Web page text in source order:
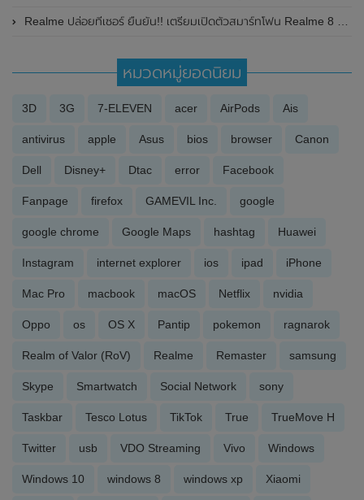
Realme ปล่อยทีเซอร์ ยืนยัน!! เตรียมเปิดตัวสมาร์ทโฟน Realme 8 Series กล้องหลังความละเอียด 108MP ในวันที่ 24 เดือนมีนาคม 2021 นี้
หมวดหมู่ยอดนิยม
3D 3G 7-ELEVEN acer AirPods Ais
antivirus apple Asus bios browser Canon
Dell Disney+ Dtac error Facebook
Fanpage firefox GAMEVIL Inc. google
google chrome Google Maps hashtag Huawei
Instagram internet explorer ios ipad iPhone
Mac Pro macbook macOS Netflix nvidia
Oppo os OS X Pantip pokemon ragnarok
Realm of Valor (RoV) Realme Remaster samsung
Skype Smartwatch Social Network sony
Taskbar Tesco Lotus TikTok True TrueMove H
Twitter usb VDO Streaming Vivo Windows
Windows 10 windows 8 windows xp Xiaomi